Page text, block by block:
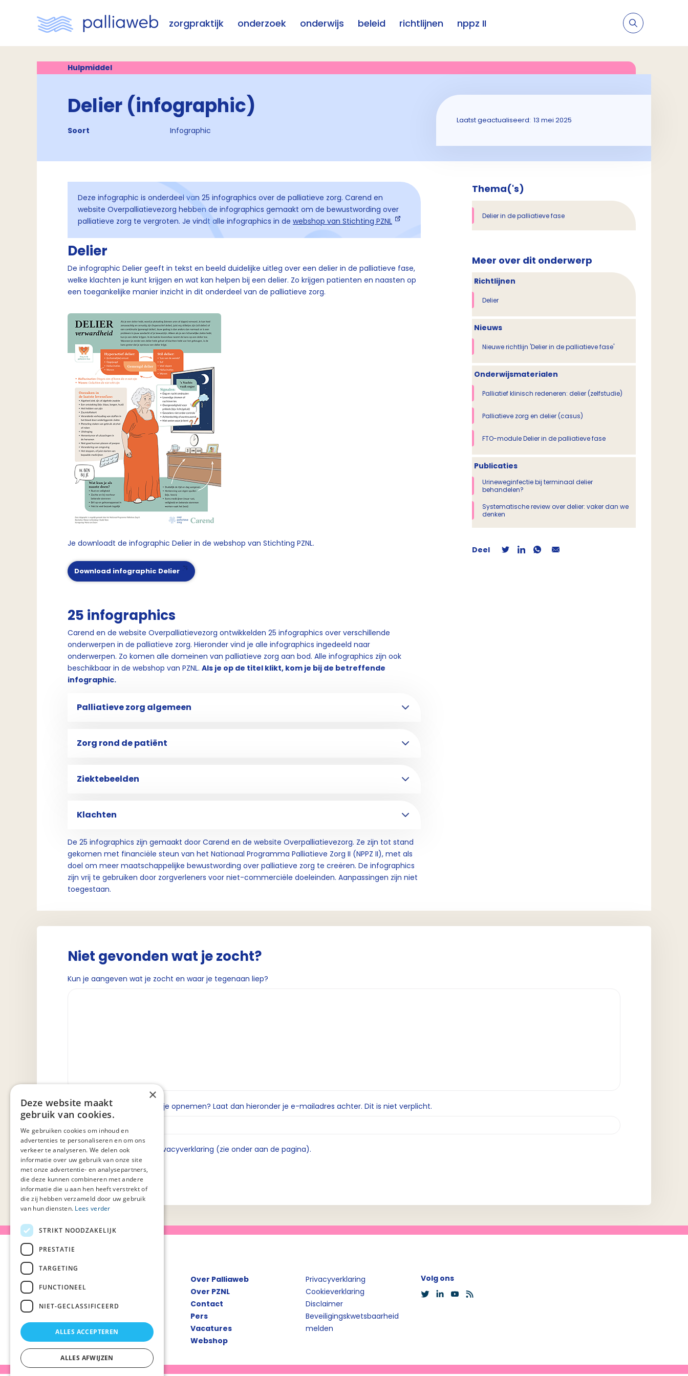
zorgpraktijk onderzoek onderwijs beleid richtlijnen nppz II
Hulpmiddel
Delier (infographic)
Soort Infographic
Laatst geactualiseerd: 13 mei 2025
Deze infographic is onderdeel van 25 infographics over de palliatieve zorg. Carend en
website Overpalliatievezorg hebben de infographics gemaakt om de bewustwording over
palliatieve zorg te vergroten. Je vindt alle infographics in de webshop van Stichting PZNL
Delier
De infographic Delier geeft in tekst en beeld duidelijke uitleg over een delier in de palliatieve fase,
welke klachten je kunt krijgen en wat kan helpen bij een delier. Zo krijgen patienten en naasten op
een toegankelijke manier inzicht in dit onderdeel van de palliatieve zorg.
Je downloadt de infographic Delier in de webshop van Stichting PZNL.
Download infographic Delier
25 infographics
Carend en de website Overpalliatievezorg ontwikkelden 25 infographics over verschillende
onderwerpen in de palliatieve zorg. Hieronder vind je alle infographics ingedeeld naar
onderwerpen. Zo komen alle domeinen van palliatieve zorg aan bod. Alle infographics zijn ook
beschikbaar in de webshop van PZNL. Als je op de titel klikt, kom je bij de betreffende
infographic.
Palliatieve zorg algemeen
Zorg rond de patiënt
Ziektebeelden
Klachten
De 25 infographics zijn gemaakt door Carend en de website Overpalliatievezorg. Ze zijn tot stand
gekomen met financiële steun van het Nationaal Programma Palliatieve Zorg II (NPPZ II), met als
doel om meer maatschappelijke bewustwording over palliatieve zorg te creëren. De infographics
zijn vrij te gebruiken door zorgverleners voor niet-commerciële doeleinden. Aanpassingen zijn niet
toegestaan.
Thema('s)
Delier in de palliatieve fase
Meer over dit onderwerp
Richtlijnen
Delier
Nieuws
Nieuwe richtlijn 'Delier in de palliatieve fase'
Onderwijsmaterialen
Palliatief klinisch redeneren: delier (zelfstudie)
Palliatieve zorg en delier (casus)
FTO-module Delier in de palliatieve fase
Publicaties
Urineweginfectie bij terminaal delier
behandelen?
Systematische review over delier: vaker dan we
denken
Deel
Niet gevonden wat je zocht?
Kun je aangeven wat je zocht en waar je tegenaan liep?
Wil je dat we contact met je opnemen? Laat dan hieronder je e-mailadres achter. Dit is niet verplicht.
Ik ga akkoord met de privacyverklaring (zie onder aan de pagina).
Over Palliaweb
Over PZNL
Contact
Pers
Vacatures
Webshop
Privacyverklaring
Cookieverklaring
Disclaimer
Beveiligingskwetsbaarheid
melden
Volg ons
×
Deze website maakt
gebruik van cookies.
We gebruiken cookies om inhoud en
advertenties te personaliseren en om ons
verkeer te analyseren. We delen ook
informatie over uw gebruik van onze site
met onze advertentie- en analysepartners,
die deze kunnen combineren met andere
informatie die u aan hen heeft verstrekt of
die zij hebben verzameld door uw gebruik
van hun diensten. Lees verder
STRIKT NOODZAKELIJK
PRESTATIE
TARGETING
FUNCTIONEEL
NIET-GECLASSIFICEERD
ALLES ACCEPTEREN
ALLES AFWIJZEN